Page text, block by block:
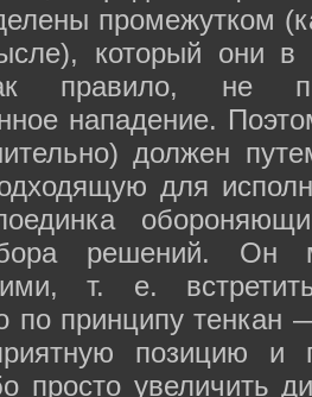
промежутком
который они в
правило, не
нападение.
должен
для
решений. Он
т. е.
по принципу тенкан
позицию и
просто увеличить